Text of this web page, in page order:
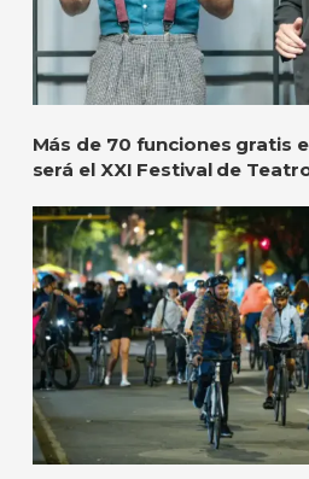
Más de 70 funciones gratis
será el XXI Festival de